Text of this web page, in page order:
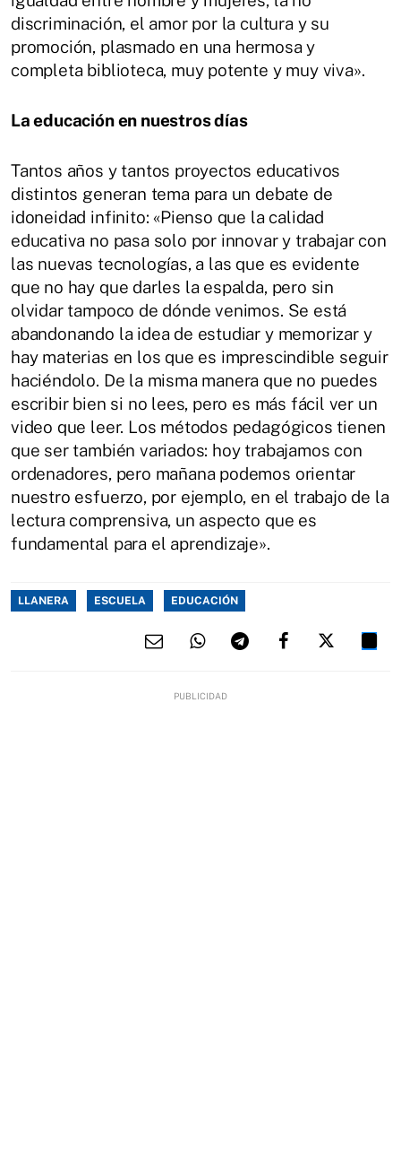
discriminación, el amor por la cultura y su
promoción, plasmado en una hermosa y
completa biblioteca, muy potente y muy viva».
La educación en nuestros días
Tantos años y tantos proyectos educativos
distintos generan tema para un debate de
idoneidad infinito: «Pienso que la calidad
educativa no pasa solo por innovar y trabajar con
las nuevas tecnologías, a las que es evidente
que no hay que darles la espalda, pero sin
olvidar tampoco de dónde venimos. Se está
abandonando la idea de estudiar y memorizar y
hay materias en los que es imprescindible seguir
haciéndolo. De la misma manera que no puedes
escribir bien si no lees, pero es más fácil ver un
video que leer. Los métodos pedagógicos tienen
que ser también variados: hoy trabajamos con
ordenadores, pero mañana podemos orientar
nuestro esfuerzo, por ejemplo, en el trabajo de la
lectura comprensiva, un aspecto que es
fundamental para el aprendizaje».
LLANERA ESCUELA EDUCACIÓN